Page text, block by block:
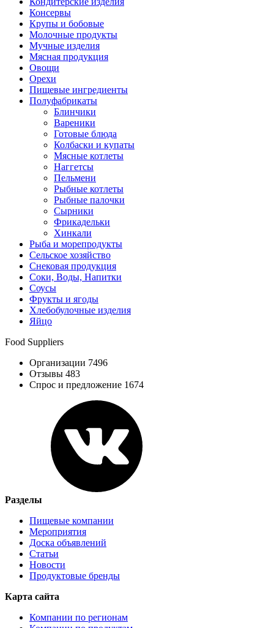
Консервы
Крупы и бобовые
Молочные продукты
Мучные изделия
Мясная продукция
Овощи
Орехи
Пищевые ингредиенты
Полуфабрикаты
Блинчики
Вареники
Готовые блюда
Колбаски и купаты
Мясные котлеты
Наггетсы
Пельмени
Рыбные котлеты
Рыбные палочки
Сырники
Фрикадельки
Хинкали
Рыба и морепродукты
Сельское хозяйство
Снековая продукция
Соки, Воды, Напитки
Соусы
Фрукты и ягоды
Хлебобулочные изделия
Яйцо
Food Suppliers
Организации 7496
Отзывы 483
Спрос и предложение 1674
Разделы
Пищевые компании
Мероприятия
Доска объявлений
Статьи
Новости
Продуктовые бренды
Карта сайта
Компании по регионам